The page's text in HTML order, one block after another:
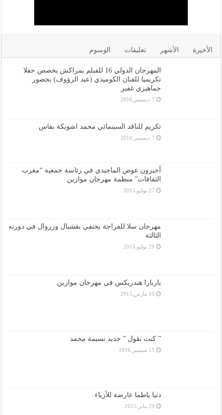
الأخيرة الأشهر تعليقات الوسوم
المهرجان الدولي 16 للفيلم بمراكش يخصص حفلا
تكريميا للفنان الكوميدي (عبد الرؤوف) بحضور
جماهيري غفير
7 ديسمبر,2016
تكريم للناقد السينمائي محمد اشويكة بفاس
7 ديسمبر,2016
أحيزون عوض الماجيدي في رئاسة جمعية “مغرب
الثقافات” منظمة مهرجان موازين
27 يوليو,2015
مهرجان سلا للفراجة يحتفي بقشبال وزروال في دورته
الثالثة
29 يوليو,2015
باربارا هندريكس في مهرجان موازين
16 مارس,2015
” كنت نقول ” جديد نسيمة محمد
15 سبتمبر,2016
دنيا باطما عارضة للأزياء
29 يناير,2015